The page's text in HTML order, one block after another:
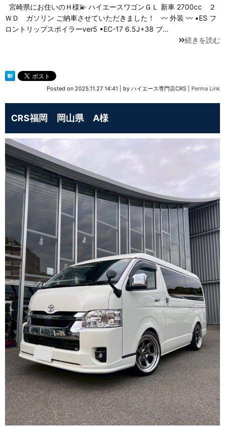
宮崎県にお住いのＨ様💫 ハイエースワゴンＧＬ 新車 2700cc ２
ＷＤ ガソリン ご納車させていただきました！ 〰 外装 〰 ▪ES フ
ロントリップスポイラーver5 ▪EC-17 6.5J+38 ブ…
続きを読む
Posted on 2025.11.27 14:41 by ハイエース専門店CRS Perma Link
CRS福岡 岡山県 A様